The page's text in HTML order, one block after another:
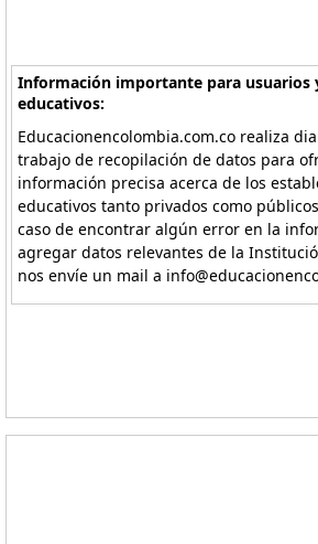
Información importante para usuarios
educativos:
Educacionencolombia.com.co realiza
trabajo de recopilación de datos para
información precisa acerca de los
educativos tanto privados como
caso de encontrar algún error en la
agregar datos relevantes de la
nos envíe un mail a